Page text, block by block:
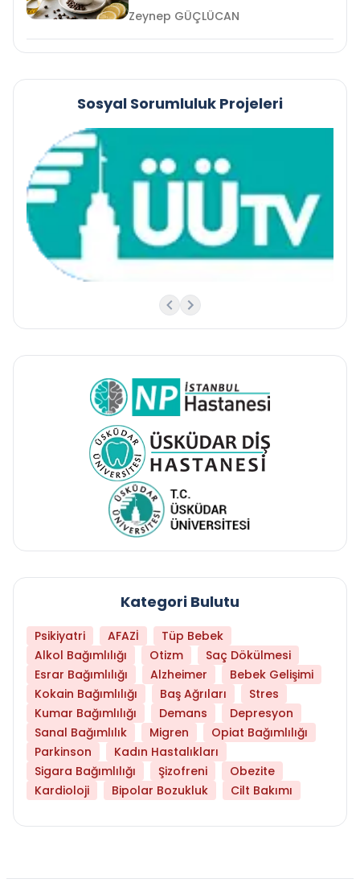
Zeynep GÜÇLÜCAN
Sosyal Sorumluluk Projeleri
Kategori Bulutu
Psikiyatri AFAZİ
Tüp Bebek
Alkol Bağımlılığı
Otizm
Saç Dökülmesi
Esrar Bağımlılığı
Alzheimer
Bebek Gelişimi
Kokain Bağımlılığı
Baş Ağrıları
Stres
Kumar Bağımlılığı
Demans
Depresyon
Sanal Bağımlılık
Migren
Opiat Bağımlılığı
Parkinson
Kadın Hastalıkları
Sigara Bağımlılığı
Şizofreni
Obezite
Kardioloji
Bipolar Bozukluk Cilt Bakımı